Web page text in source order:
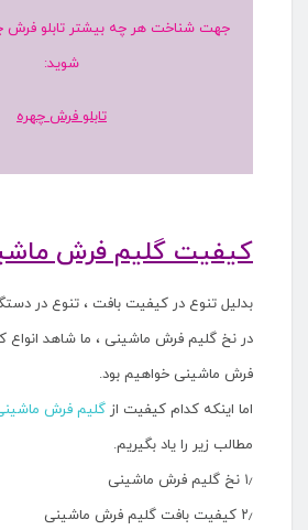
جهت شناخت هر چه بیشتر تابلو فرش
شوید:
تابلو فرش چهره
کیفیت گلیم فرش
بدلیل تنوع در کیفیت بافت ، تنوع در
در نخ گلیم فرش ماشینی ، ما شاهد انواع
فرش ماشینی خواهیم بود.
اما اینکه کدام کیفیت از گلیم فرش
مطالب زیر را یاد بگیریم.
۱٫ نخ گلیم فرش ماشینی
۲٫ کیفیت بافت گلیم فرش ماشینی